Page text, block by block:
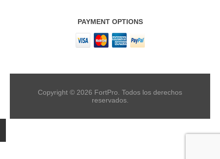
PAYMENT OPTIONS
Copyright © 2026 FortPro. Todos los derechos
reservados.